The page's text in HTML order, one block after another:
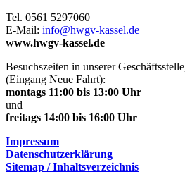
Tel. 0561 5297060
E-Mail: info@hwgv-kassel.de
www.hwgv-kassel.de
Besuchszeiten in unserer
(Eingang Neue Fahrt):
montags 11:00 bis 13:00 Uhr
und
freitags 14:00 bis 16:00 Uhr
Impressum
Datenschutzerklärung
Sitemap / Inhaltsverzeichnis